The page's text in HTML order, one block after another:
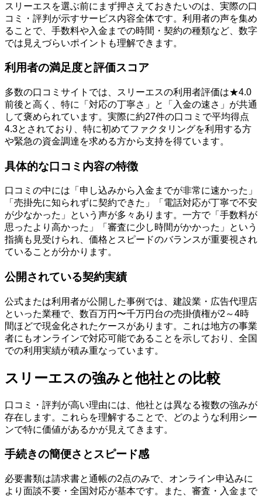
スリーエスを選ぶ前にまず押さえておきたいのは、実際の口
コミ・評判が示すサービス内容全体です。利用者の声を集め
ることで、手数料や入金までの時間・契約の種類など、数字
では見えづらいポイントも理解できます。
利用者の満足度と評価スコア
多数の口コミサイトでは、スリーエスの利用者評価は★4.0
前後と高く、特に「対応の丁寧さ」と「入金の速さ」が共通
して褒められています。実際に約27件の口コミで平均得点
4.3とされており、特に初めてファクタリングを利用する方
や緊急の資金調達を求める方から支持を得ています。
具体的な口コミ内容の特徴
口コミの中には「申し込みから入金までが非常に速かった」
「売掛先に知られずに契約できた」「電話対応が丁寧で不安
が少なかった」という声が多々あります。一方で「手数料が
思ったより高かった」「審査に少し時間がかかった」という
指摘も見受けられ、価格とスピードのバランスが重要視され
ていることが分かります。
公開されている契約実績
公式または利用者が公開した事例では、建設業・広告代理店
といった業種で、数百万円〜千万円台の売掛債権が2～4時
間ほどで現金化されたケースがあります。これは地方の事業
者にもオンラインで対応可能であることを示しており、全国
での利用実績が積み重なっています。
スリーエスの強みと他社との比較
口コミ・評判が高い理由には、他社とは異なる複数の強みが
存在します。これらを理解することで、どのような利用シー
ンで特に価値があるかが見えてきます。
手続きの簡便さとスピード感
必要書類は請求書と通帳の2点のみで、オンライン申込みに
より面談不要・全国対応が基本です。また、審査・入金まで